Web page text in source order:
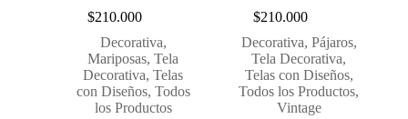
$210.000
Decorativa,
Mariposas,Tela
Decorativa,Telas
con Diseños, Todos
los Productos
$210.000
Decorativa, Pájaros,
Tela Decorativa,
Telas con Diseños,
Todos los Productos,
Vintage